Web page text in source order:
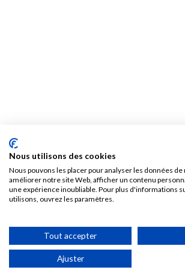
Nous utilisons des cookies
Nous pouvons les placer pour analyser les données
améliorer notre site Web, afficher un contenu
une expérience inoubliable. Pour plus d'informations
utilisons, ouvrez les paramètres.
Tout accepter
Ajuster